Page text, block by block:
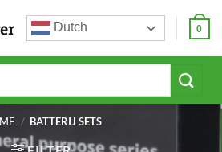
Dutch 0
/ BATTERIJ SETS